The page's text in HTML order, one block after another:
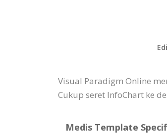
Visual Paradigm Online
Cukup seret InfoChart ke
Medis Template